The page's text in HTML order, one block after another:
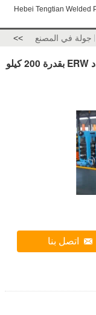
Hebei Tengtian Welded
جولة في المصنع >>
خط إنتاج أنابيب الصلب الملحومة عالية التردد ERW بقدرة 200 كيلو
اتصل بنا